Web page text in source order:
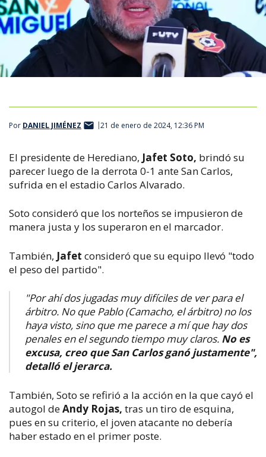
Por DANIEL JIMÉNEZ 21 de enero de 2024, 12:36 PM
El presidente de Herediano, Jafet Soto, brindó su
parecer luego de la derrota 0-1 ante San Carlos,
sufrida en el estadio Carlos Alvarado.
Soto consideró que los norteños se impusieron de
manera justa y los superaron en el marcador.
También, Jafet consideró que su equipo llevó "todo
el peso del partido".
"Por ahí dos jugadas muy difíciles de ver para el
árbitro. No que Pablo (Camacho, el árbitro) no los
haya visto, sino que me parece a mí que hay dos
penales en el segundo tiempo muy claros. No es
excusa, creo que San Carlos ganó justamente",
detalló el jerarca.
También, Soto se refirió a la acción en la que cayó el
autogol deAndy Rojas, tras un tiro de esquina,
pues en su criterio, el joven atacante no debería
haber estado en el primer poste.​